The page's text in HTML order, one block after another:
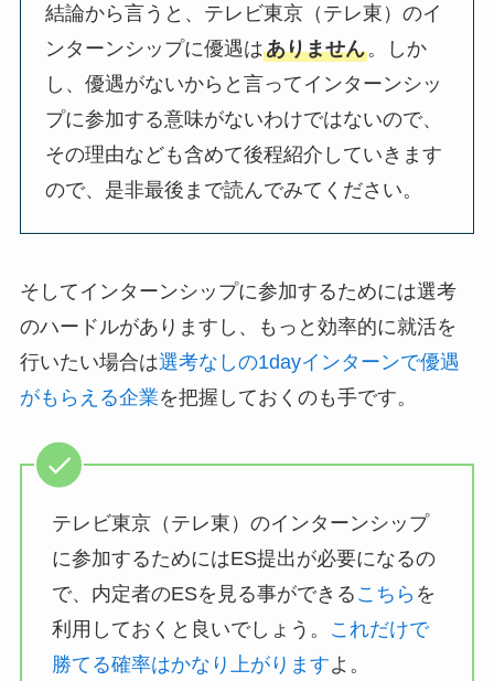
結論から言うと、テレビ東京（テレ東）のイ
ンターンシップに優遇はありません。しか
し、優遇がないからと言ってインターンシッ
プに参加する意味がないわけではないので、
その理由なども含めて後程紹介していきます
ので、是非最後まで読んでみてください。
そしてインターンシップに参加するためには選考
のハードルがありますし、もっと効率的に就活を
行いたい場合は選考なしの1dayインターンで優遇
がもらえる企業を把握しておくのも手です。
テレビ東京（テレ東）のインターンシップ
に参加するためにはES提出が必要になるの
で、内定者のESを見る事ができる こちら を
利用しておくと良いでしょう。
これだけで
勝てる確率はかなり上がりますよ。